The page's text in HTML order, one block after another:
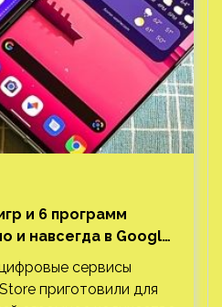
и 6 программ
и навсегда в Google
проект с 1 млн
сервисы
приготовили для